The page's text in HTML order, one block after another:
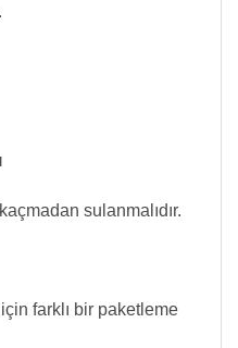
sulanmalıdır.
için farklı bir paketleme